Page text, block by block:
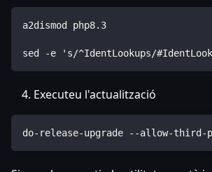
a2dismod php8.3
sed -e 's/^IdentLookups/
Executeu l'actualització
do-release-upgrade --allow-third-